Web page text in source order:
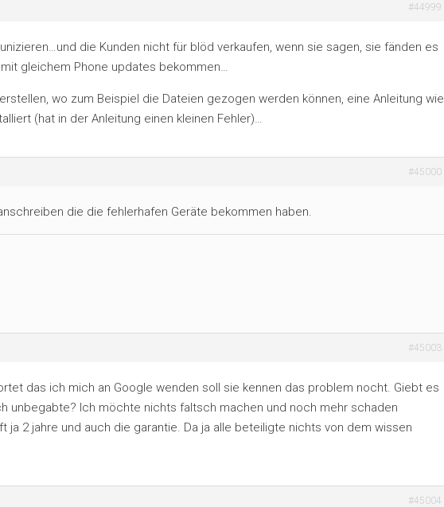
#44999
die Kunden nicht für blöd verkaufen, wenn sie sagen, sie fänden es
gleichem Phone updates bekommen…
wo zum Beispiel die Dateien gezogen werden können, eine Anleitung wie
(hat in der Anleitung einen kleinen Fehler)…
#45000
die die fehlerhafen Geräte bekommen haben.
#45003
das ich mich an Google wenden soll sie kennen das problem nocht. Giebt es
unbegabte? Ich möchte nichts faltsch machen und noch mehr schaden
ja 2 jahre und auch die garantie. Da ja alle beteiligte nichts von dem wissen
#45004